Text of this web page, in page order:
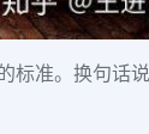
标准。换句话